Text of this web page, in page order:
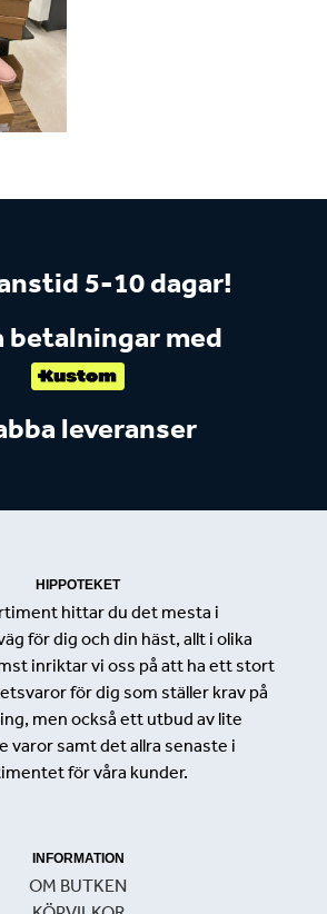
5-10 dagar!
betalningar med
leveranser
HIPPOTEKET
hittar du det mesta i
för dig och din häst, allt i olika
inriktar vi oss på att ha ett stort
för dig som ställer krav på
men också ett utbud av lite
varor samt det allra senaste i
för våra kunder.
INFORMATION
OM BUTKEN